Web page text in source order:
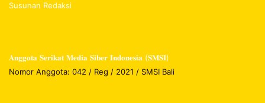
Susunan Redaksi
𝐀𝐧𝐠𝐠𝐨𝐭𝐚 𝐒𝐞𝐫𝐢𝐤𝐚𝐭 𝐌𝐞𝐝𝐢𝐚 𝐒𝐢𝐛𝐞𝐫 𝐈𝐧𝐝𝐨𝐧𝐞𝐬𝐢𝐚 (𝐒𝐌𝐒𝐈)
Nomor Anggota: 042 / Reg / 2021 / SMSI Bali